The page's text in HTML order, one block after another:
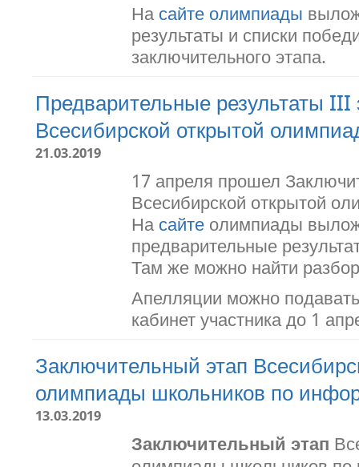
На сайте олимпиады
результаты и списки
заключительного этапа.
Предварительные результаты III
Всесибирской открытой
21.03.2019
17 апреля прошел
Всесибирской открытой
На сайте олимпиады
предварительные
Там же можно найти
Апелляции можно
кабинет участника до 1
Заключительный этап
олимпиады школьников по
13.03.2019
Заключительный этап